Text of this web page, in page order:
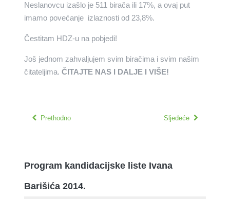
Neslanovcu izašlo je 511 birača ili 17%, a ovaj put
imamo povećanje izlaznosti od 23,8%.
Čestitam HDZ-u na pobjedi!
Još jednom zahvaljujem svim biračima i svim našim
čitateljima. ČITAJTE NAS I DALJE I VIŠE!
Prethodno Sljedeće
Program kandidacijske liste Ivana
Barišića 2014.